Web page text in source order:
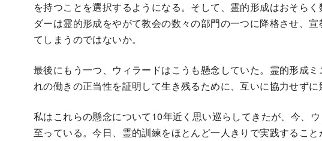
を持つことを選択するようになる。そして、霊的形成はおそら
ダーは霊的形成をやがて教会の数々の部門の一つに降格させ、
てしまうのではないか。
最後にもう一つ、ウィラードはこうも懸念していた。霊的形成
れの働きの正当性を証明して生き残るために、互いに協力せずに
私はこれらの懸念について10年近く思い巡らしてきたが、今、
至っている。今日、霊的訓練をほとんど一人きりで実践すること